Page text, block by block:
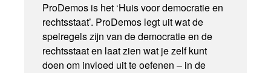
ProDemos is het ‘Huis voor democratie en
rechtsstaat’. ProDemos legt uit wat de
spelregels zijn van de democratie en de
rechtsstaat en laat zien wat je zelf kunt
doen om invloed uit te oefenen – in de